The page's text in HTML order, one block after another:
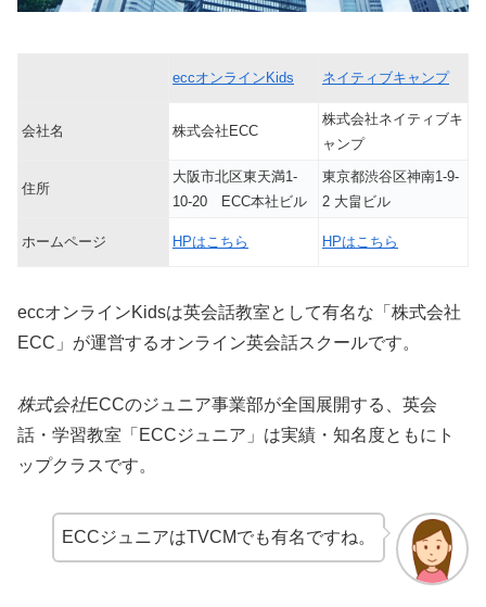
eccオンラインKids ネイティブキャンプ
会社名 株式会社ECC
株式会社ネイティブキ
ャンプ
住所
大阪市北区東天満1-
10-20 ECC本社ビル
東京都渋谷区神南1-9-
2 大畠ビル
ホームページ HPはこちら HPはこちら
eccオンラインKidsは英会話教室として有名な「株式会社
ECC」が運営するオンライン英会話スクールです。
株式会社ECCのジュニア事業部が全国展開する、英会
話・学習教室「ECCジュニア」は実績・知名度ともにト
ップクラスです。
ECCジュニアはTVCMでも有名ですね。